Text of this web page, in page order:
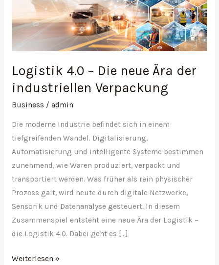
Logistik 4.0 – Die neue Ära der
industriellen Verpackung
Business / admin
Die moderne Industrie befindet sich in einem
tiefgreifenden Wandel. Digitalisierung,
Automatisierung und intelligente Systeme bestimmen
zunehmend, wie Waren produziert, verpackt und
transportiert werden. Was früher als rein physischer
Prozess galt, wird heute durch digitale Netzwerke,
Sensorik und Datenanalyse gesteuert. In diesem
Zusammenspiel entsteht eine neue Ära der Logistik –
die Logistik 4.0. Dabei geht es […]
Die
neue
Ära
der
industriellen
Verpackung
Weiterlesen »